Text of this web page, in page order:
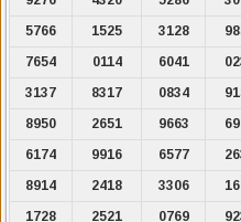
5766
1525 3128
7654
0114 6041
3137
8317 0834
8950
2651 9663
6174
9916 6577
8914
2418 3306
1728
2521 0769